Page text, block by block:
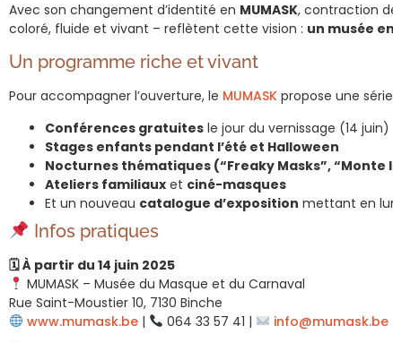
Avec son changement d’identité en MUMASK, contraction
coloré, fluide et vivant – reflètent cette vision : un musée
Un programme riche et vivant
Pour accompagner l’ouverture, le MUMASK propose une
Conférences gratuites le jour du vernissage (14 juin)
Stages enfants pendant l’été et Halloween
Nocturnes thématiques (“Freaky Masks”, “Monte
Ateliers familiaux et ciné-masques
Et un nouveau catalogue d’exposition mettant en
Infos pratiques
🗓 À partir du 14 juin 2025
MUMASK – Musée du Masque et du Carnaval
Rue Saint-Moustier 10, 7130 Binche
www.mumask.be| 064 33 57 41 |
info@mumask.be